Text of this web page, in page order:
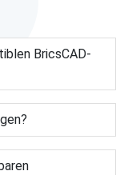
BricsCAD-